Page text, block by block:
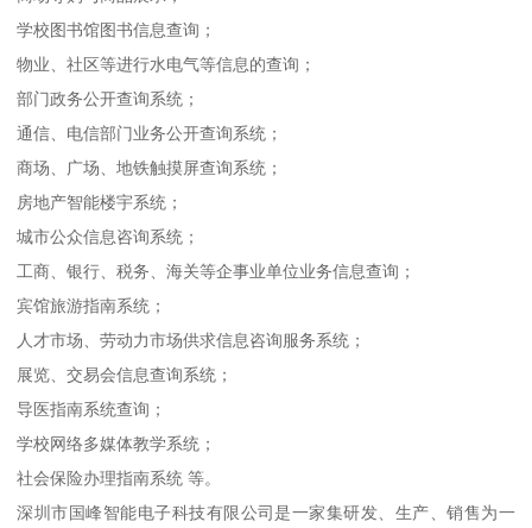
学校图书馆图书信息查询；
物业、社区等进行水电气等信息的查询；
部门政务公开查询系统；
通信、电信部门业务公开查询系统；
商场、广场、地铁触摸屏查询系统；
房地产智能楼宇系统；
城市公众信息咨询系统；
工商、银行、税务、海关等企事业单位业务信息查询；
宾馆旅游指南系统；
人才市场、劳动力市场供求信息咨询服务系统；
展览、交易会信息查询系统；
导医指南系统查询；
学校网络多媒体教学系统；
社会保险办理指南系统 等。
深圳市国峰智能电子科技有限公司是一家集研发、生产、销售为一